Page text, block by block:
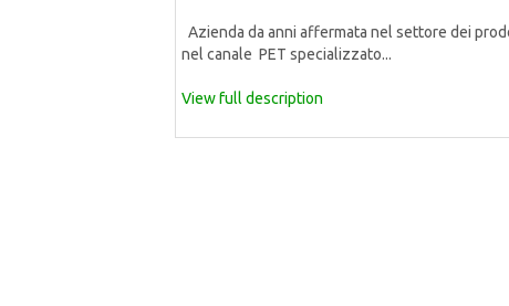
Azienda da anni affermata nel settore dei
nel canale PET specializzato...
View full description